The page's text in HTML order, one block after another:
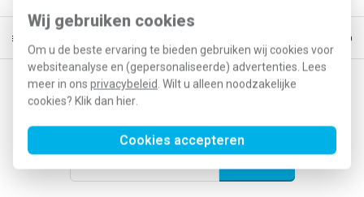
Wij gebruiken cookies
Om u de beste ervaring te bieden gebruiken wij cookies voor
websiteanalyse en (gepersonaliseerde) advertenties. Lees
meer in ons privacybeleid. Wilt u alleen noodzakelijke
cookies? Klik dan hier.
Cookies accepteren
verzending vanaf € 150 Voor
Op de hoogte blijven van acties en nieuwe